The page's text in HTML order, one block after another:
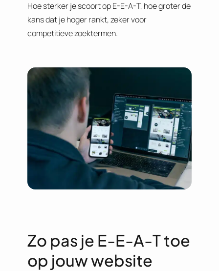
Hoe sterker je scoort op E-E-A-T, hoe groter de
kans dat je hoger rankt, zeker voor
competitieve zoektermen.
Zo pas je E-E-A-T toe
op jouw website